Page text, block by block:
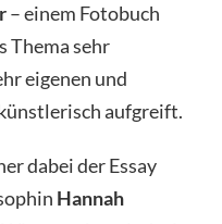
– einem Fotobuch
Thema sehr
eigenen und
aufgreift.
dabei der Essay
Hannah